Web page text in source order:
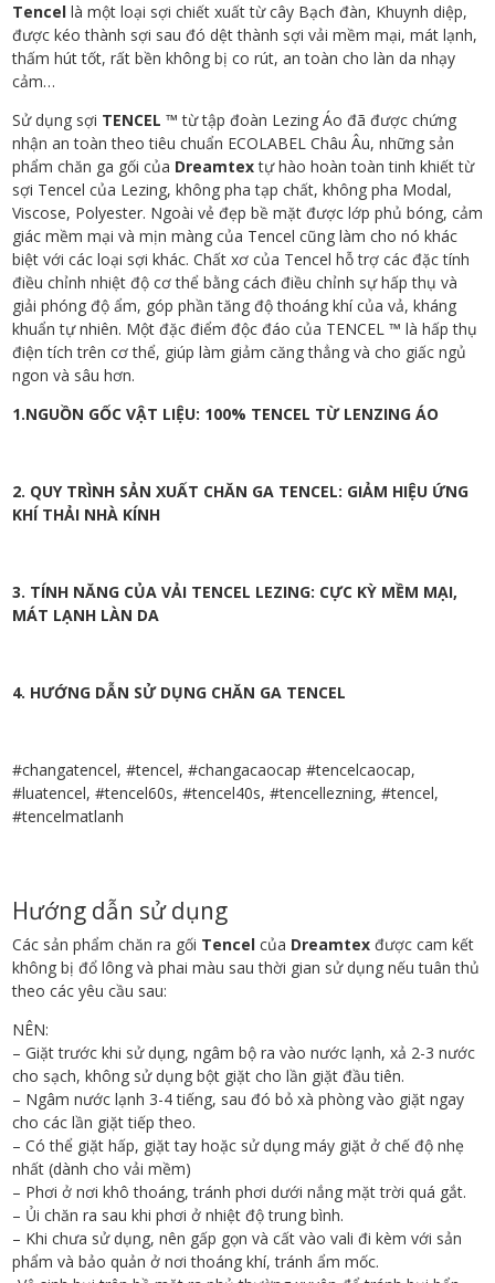
Tencellà một loại sợi chiết xuất từ ​​cây Bạch đàn, Khuynh diệp,
được kéo thành sợi sau đó dệt thành sợi vải mềm mại, mát lạnh,
thấm hút tốt, rất bền không bị co rút, an toàn cho làn da nhạy
cảm…
Sử dụng sợi TENCEL ™ từ tập đoàn Lezing Áo đã được chứng
nhận an toàn theo tiêu chuẩn ECOLABEL Châu Âu, những sản
phẩm chăn ga gối của Dreamtextự hào hoàn toàn tinh khiết từ
sợi Tencel của Lezing, không pha tạp chất, không pha Modal,
Viscose, Polyester. Ngoài vẻ đẹp bề mặt được lớp phủ bóng, cảm
giác mềm mại và mịn màng của Tencel cũng làm cho nó khác
biệt với các loại sợi khác. Chất xơ của Tencel hỗ trợ các đặc tính
điều chỉnh nhiệt độ cơ thể bằng cách điều chỉnh sự hấp thụ và
giải phóng độ ẩm, góp phần tăng độ thoáng khí của vả, kháng
khuẩn tự nhiên. Một đặc điểm độc đáo của TENCEL ™ là hấp thụ
điện tích trên cơ thể, giúp làm giảm căng thẳng và cho giấc ngủ
ngon và sâu hơn.
1.NGUỒN GỐC VẬT LIỆU: 100% TENCEL TỪ LENZING ÁO
2. QUY TRÌNH SẢN XUẤT CHĂN GA TENCEL: GIẢM HIỆU ỨNG
KHÍ THẢI NHÀ KÍNH
3. TÍNH NĂNG CỦA VẢI TENCEL LEZING: CỰC KỲ MỀM MẠI,
MÁT LẠNH LÀN DA
4. HƯỚNG DẪN SỬ DỤNG CHĂN GA TENCEL
#changatencel, #tencel, #changacaocap #tencelcaocap,
#luatencel, #tencel60s, #tencel40s, #tencellezning, #tencel,
#tencelmatlanh
Hướng dẫn sử dụng
Các sản phẩm chăn ra gối Tencelcủa Dreamtexđược cam kết
không bị đổ lông và phai màu sau thời gian sử dụng nếu tuân thủ
theo các yêu cầu sau:
NÊN:
– Giặt trước khi sử dụng, ngâm bộ ra vào nước lạnh, xả 2-3 nước
cho sạch, không sử dụng bột giặt cho lần giặt đầu tiên.
– Ngâm nước lạnh 3-4 tiếng, sau đó bỏ xà phòng vào giặt ngay
cho các lần giặt tiếp theo.
– Có thể giặt hấp, giặt tay hoặc sử dụng máy giặt ở chế độ nhẹ
nhất (dành cho vải mềm)
– Phơi ở nơi khô thoáng, tránh phơi dưới nắng mặt trời quá gắt.
– Ủi chăn ra sau khi phơi ở nhiệt độ trung bình.
– Khi chưa sử dụng, nên gấp gọn và cất vào vali đi kèm với sản
phẩm và bảo quản ở nơi thoáng khí, tránh ẩm mốc.